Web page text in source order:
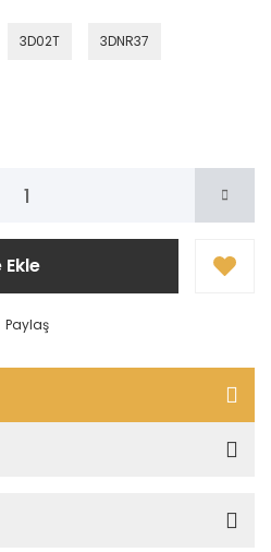
3D02T 3DNR37
Paylaş